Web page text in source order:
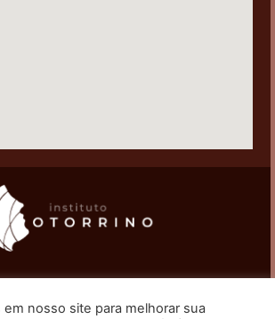
(11) 97823-5979
nosso site para melhorar sua